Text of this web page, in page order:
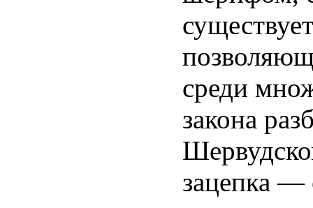
среди
закона
зацепка —